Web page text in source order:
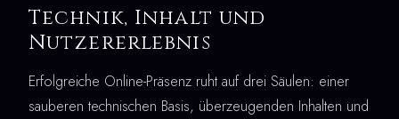
Technik, Inhalt und
Nutzererlebnis
Erfolgreiche Online-Präsenz ruht auf drei Säulen: einer
sauberen technischen Basis, überzeugenden Inhalten und